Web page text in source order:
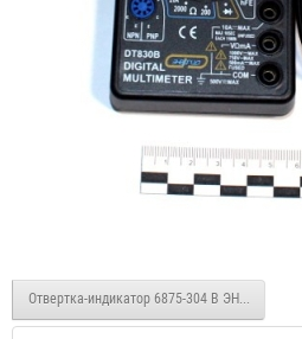
Отвертка-индикатор 6875-304 В ЭНЕРГИЯ